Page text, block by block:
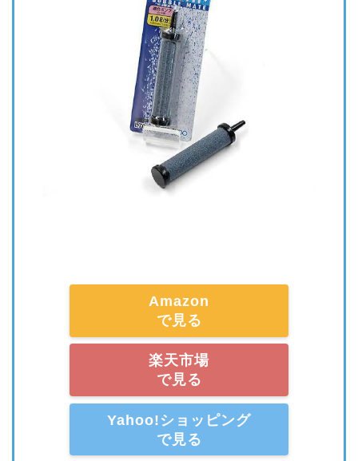
Amazon
で見る
楽天市場
で見る
Yahoo!ショッピング
で見る